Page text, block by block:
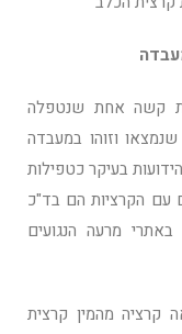
קשה אחת שנטפלה
וזוהו במעבדה
בעיקר כטפילות
עם הקרציות הם בד"כ
מרעה הנגועים
קרציה מהמין קרצית